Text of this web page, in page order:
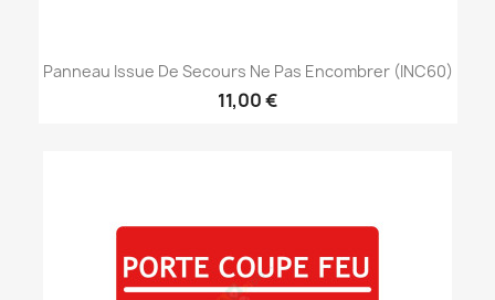
Panneau Issue De Secours Ne Pas Encombrer (INC60)
11,00 €